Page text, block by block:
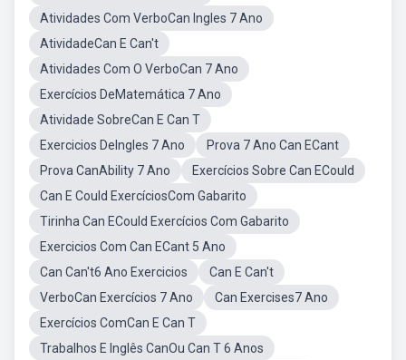
Atividades Com VerboCan Ingles 7 Ano
AtividadeCan E Can't
Atividades Com O VerboCan 7 Ano
Exercícios DeMatemática 7 Ano
Atividade SobreCan E Can T
Exercicios DeIngles 7 Ano
Prova 7 Ano Can ECant
Prova CanAbility 7 Ano
Exercícios Sobre Can ECould
Can E Could ExercíciosCom Gabarito
Tirinha Can ECould Exercícios Com Gabarito
Exercicios Com Can ECant 5 Ano
Can Can't6 Ano Exercicios
Can E Can't
VerboCan Exercícios 7 Ano
Can Exercises7 Ano
Exercícios ComCan E Can T
Trabalhos E Inglês CanOu Can T 6 Anos